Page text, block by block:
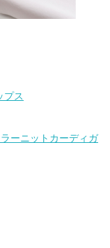
プス
ーニットカーディガ